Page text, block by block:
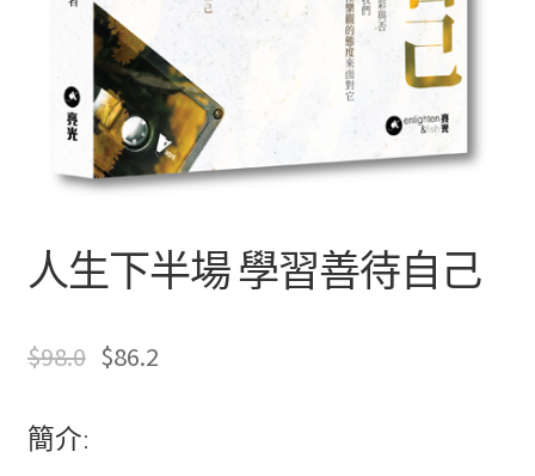
海外訂購書籍
登入
人生下半場 學習善待自己
$98.0 $86.2
簡介: